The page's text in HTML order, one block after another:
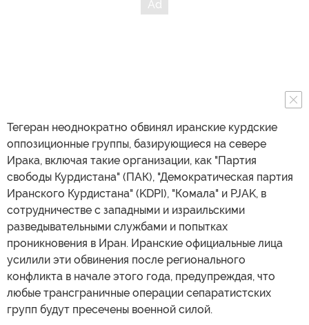
Тегеран неоднократно обвинял иранские курдские
оппозиционные группы, базирующиеся на севере
Ирака, включая такие организации, как "Партия
свободы Курдистана" (ПАК), "Демократическая партия
Иранского Курдистана" (KDPI), "Комала" и PJAK, в
сотрудничестве с западными и израильскими
разведывательными службами и попытках
проникновения в Иран. Иранские официальные лица
усилили эти обвинения после регионального
конфликта в начале этого года, предупреждая, что
любые трансграничные операции сепаратистских
групп будут пресечены военной силой.